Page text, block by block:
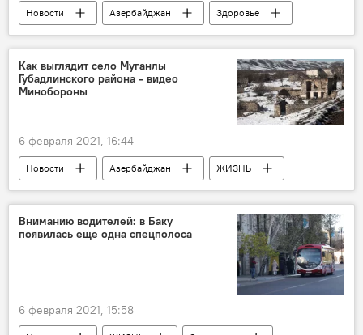
Новости Азербайджан
Здоровье
ЖИЗНЬ
Коронавирус
Вакцинация
Как выглядит село Муганлы
Губадлинского района - видео
Минобороны
6 февраля 2021, 16:44
Новости Азербайджан
ЖИЗНЬ
Карабах
Министерство обороны АР
Губадлинский район
Вниманию водителей: в Баку
появилась еще одна спецполоса
6 февраля 2021, 15:58